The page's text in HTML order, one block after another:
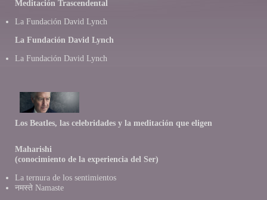
Meditación Trascendental
La Fundación David Lynch
La Fundación David Lynch
La Fundación David Lynch
Los Beatles, las celebridades y la meditación que eligen
Maharishi
(conocimiento de la experiencia del Ser)
La ternura de los sentimientos
नमस्ते Namaste